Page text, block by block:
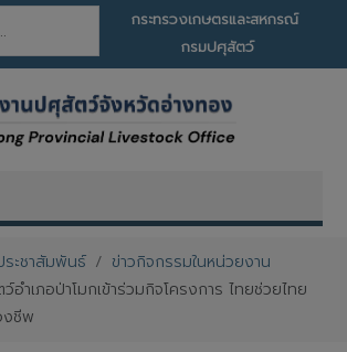
กระทรวงเกษตรและสหกรณ์
กรมปศุสัตว์
ระชาสัมพันธ์
ข่าวกิจกรรมในหน่วยงาน
อำเภอป่าโมกเข้าร่วมกิจโครงการ ไทยช่วยไทย
งชีพ